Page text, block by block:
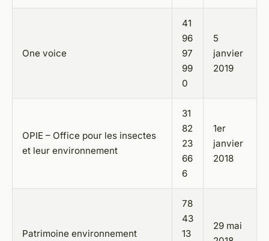
One voice
41
96
97
99
0
5
janvier
2019
OPIE – Office pour les insectes
et leur environnement
31
82
23
66
6
1er
janvier
2018
Patrimoine environnement
78
43
13
29 mai